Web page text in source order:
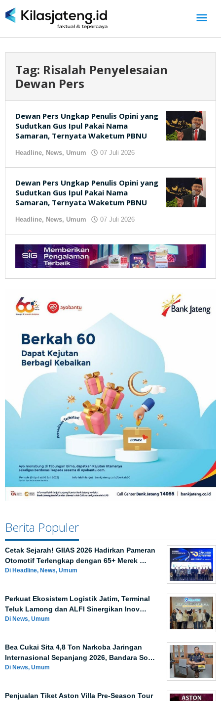
ke
Tag: Risalah Penyelesaian
Dewan Pers
Dewan Pers Ungkap Penulis Opini yang
Sudutkan Gus Ipul Pakai Nama
Samaran, Ternyata Waketum PBNU
Headline, News, Umum 07 Juli 2026
Dewan Pers Ungkap Penulis Opini yang
Sudutkan Gus Ipul Pakai Nama
Samaran, Ternyata Waketum PBNU
Headline, News, Umum 07 Juli 2026
Berita Populer
Cetak Sejarah! GIIAS 2026 Hadirkan Pameran
Otomotif Terlengkap dengan 65+ Merek …
Di Headline, News, Umum
Perkuat Ekosistem Logistik Jatim, Terminal
Teluk Lamong dan ALFI Sinergikan Inov…
Di News, Umum
Bea Cukai Sita 4,8 Ton Narkoba Jaringan
Internasional Sepanjang 2026, Bandara So…
Di News, Umum
Penjualan Tiket Aston Villa Pre-Season Tour